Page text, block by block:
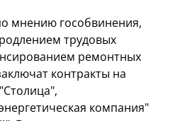
мнению гособвинения,
трудовых
ремонтных
контракты на
компания"